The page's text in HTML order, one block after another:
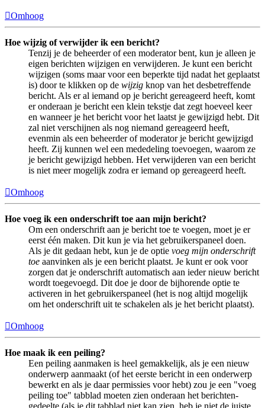
Omhoog
Hoe wijzig of verwijder ik een bericht?
Tenzij je de beheerder of een moderator bent, kun je alleen je
eigen berichten wijzigen en verwijderen. Je kunt een bericht
wijzigen (soms maar voor een beperkte tijd nadat het geplaatst
is) door te klikken op de wijzig knop van het desbetreffende
bericht. Als er al iemand op je bericht gereageerd heeft, komt
er onderaan je bericht een klein tekstje dat zegt hoeveel keer
en wanneer je het bericht voor het laatst je gewijzigd hebt. Dit
zal niet verschijnen als nog niemand gereageerd heeft,
evenmin als een beheerder of moderator je bericht gewijzigd
heeft. Zij kunnen wel een mededeling toevoegen, waarom ze
je bericht gewijzigd hebben. Het verwijderen van een bericht
is niet meer mogelijk zodra er iemand op gereageerd heeft.
Omhoog
Hoe voeg ik een onderschrift toe aan mijn bericht?
Om een onderschrift aan je bericht toe te voegen, moet je er
eerst één maken. Dit kun je via het gebruikerspaneel doen.
Als je dit gedaan hebt, kun je de optie voeg mijn onderschrift
toe aanvinken als je een bericht plaatst. Je kunt er ook voor
zorgen dat je onderschrift automatisch aan ieder nieuw bericht
wordt toegevoegd. Dit doe je door de bijhorende optie te
activeren in het gebruikerspaneel (het is nog altijd mogelijk
om het onderschrift uit te schakelen als je het bericht plaatst).
Omhoog
Hoe maak ik een peiling?
Een peiling aanmaken is heel gemakkelijk, als je een nieuw
onderwerp aanmaakt (of het eerste bericht in een onderwerp
bewerkt en als je daar permissies voor hebt) zou je een "voeg
peiling toe" tabblad moeten zien onderaan het berichten-